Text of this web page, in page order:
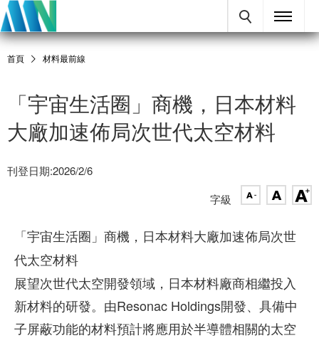
首頁 材料最前線
「宇宙生活圈」商機，日本材料
大廠加速佈局次世代太空材料
刊登日期:2026/2/6
字級
「宇宙生活圈」商機，日本材料大廠加速佈局次世
代太空材料
展望次世代太空開發領域，日本材料廠商相繼投入
新材料的研發。由Resonac Holdings開發、具備中
子屏蔽功能的材料預計將應用於半導體相關的太空